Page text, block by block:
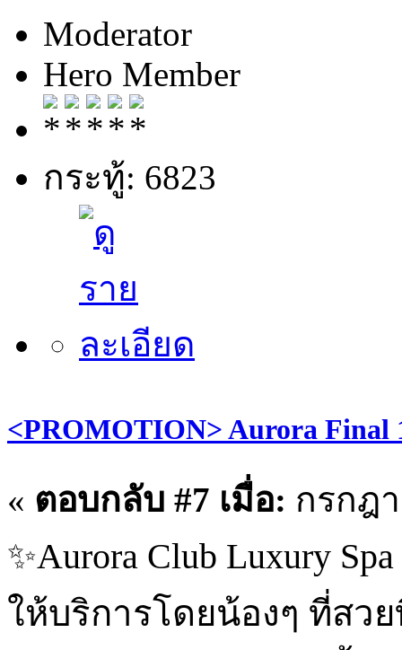
Moderator
Hero Member
กระทู้: 6823
<PROMOTION> Aurora
« ตอบกลับ #7 เมื่อ: กรกฎ
✨Aurora Club Luxury
ให้บริการโดยน้องๆ ที่สว